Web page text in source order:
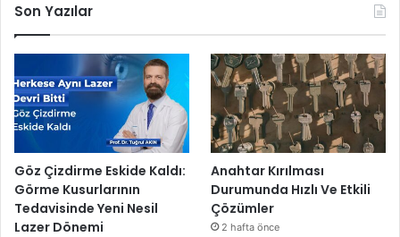
Son Yazılar
Göz Çizdirme Eskide Kaldı:
Görme Kusurlarının
Tedavisinde Yeni Nesil
Lazer Dönemi
Anahtar Kırılması
Durumunda Hızlı Ve Etkili
Çözümler
2 hafta önce